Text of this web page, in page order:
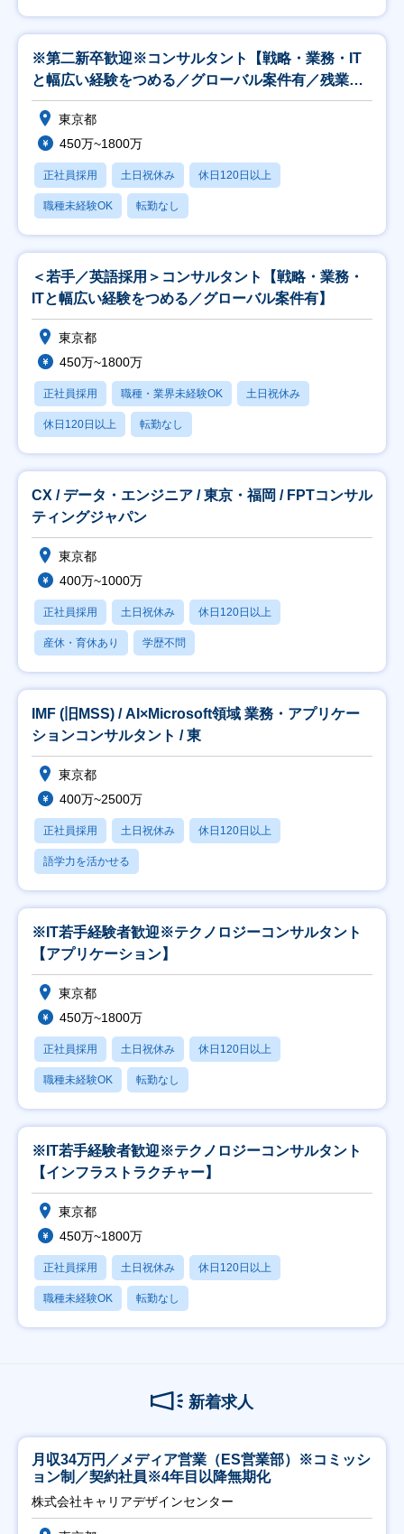
※第二新卒歓迎※コンサルタント【戦略・業務・IT
と幅広い経験をつめる／グローバル案件有／残業
25H】
東京都
450万~1800万
正社員採用 土日祝休み 休日120日以上
職種未経験OK 転勤なし
＜若手／英語採用＞コンサルタント【戦略・業務・
ITと幅広い経験をつめる／グローバル案件有】
東京都
450万~1800万
正社員採用 職種・業界未経験OK 土日祝休み
休日120日以上 転勤なし
CX / データ・エンジニア / 東京・福岡 / FPTコンサル
ティングジャパン
東京都
400万~1000万
正社員採用 土日祝休み 休日120日以上
産休・育休あり 学歴不問
IMF (旧MSS) / AI×Microsoft領域 業務・アプリケー
ションコンサルタント / 東
東京都
400万~2500万
正社員採用 土日祝休み 休日120日以上
語学力を活かせる
※IT若手経験者歓迎※テクノロジーコンサルタント
【アプリケーション】
東京都
450万~1800万
正社員採用 土日祝休み 休日120日以上
職種未経験OK 転勤なし
※IT若手経験者歓迎※テクノロジーコンサルタント
【インフラストラクチャー】
東京都
450万~1800万
正社員採用 土日祝休み 休日120日以上
職種未経験OK 転勤なし
新着求人
月収34万円／メディア営業（ES営業部）※コミッシ
ョン制／契約社員※4年目以降無期化
株式会社キャリアデザインセンター